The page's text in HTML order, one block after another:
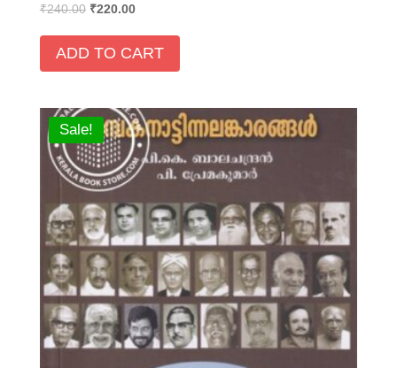
₹240.00 ₹220.00
ADD TO CART
Sale!